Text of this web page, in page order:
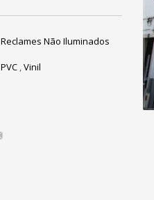
Reclames Não Iluminados
PVC ,Vinil